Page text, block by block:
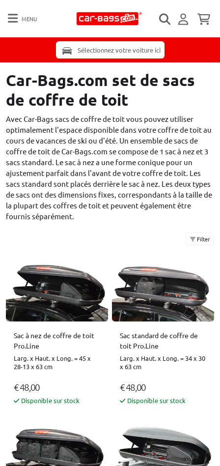
MENU
Sélectionnez votre voiture ici
Car-Bags.com set de sacs
de coffre de toit
Avec Car-Bags sacs de coffre de toit vous pouvez utiliser
optimalement l'espace disponible dans votre coffre de toit au
cours de vacances de ski ou d'été. Un ensemble de sacs de
coffre de toit de Car-Bags.com se compose de 1 sac à nez et 3
sacs standard. Le sac à nez a une forme conique pour un
ajustement parfait dans l'avant de votre coffre de toit. Les
sacs standard sont placés derrière le sac à nez. Les deux types
de sacs ont des dimensions fixes, correspondants à la taille de
la plupart des coffres de toit et peuvent également être
fournis séparément.
Filter
Sac à nez de coffre de toit
Pro.Line
Larg. x Haut. x Long. = 45 x
28-13 x 63 cm
€ 48,00
Disponible sur stock
Sac standard de coffre de
toit Pro.Line
Larg. x Haut. x Long. = 34 x 30
x 63 cm
€ 48,00
Disponible sur stock